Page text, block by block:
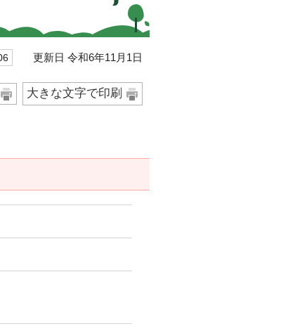
更新日 令和6年11月1日
大きな文字で印刷